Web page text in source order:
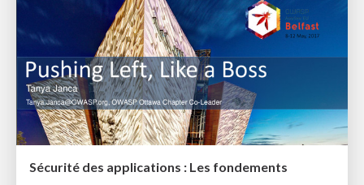
Sécurité des applications : Les fondements